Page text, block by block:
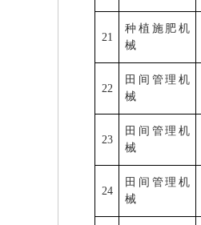
21
种植施肥机
械
22
田间管理机
械
23
田间管理机
械
24
田间管理机
械